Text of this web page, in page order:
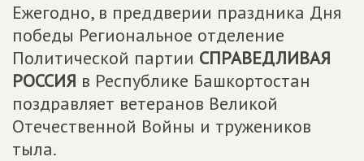
Ежегодно, в преддверии праздника Дня
победы Региональное отделение
Политической партии СПРАВЕДЛИВАЯ
РОССИЯ в Республике Башкортостан
поздравляет ветеранов Великой
Отечественной Войны и тружеников
тыла.